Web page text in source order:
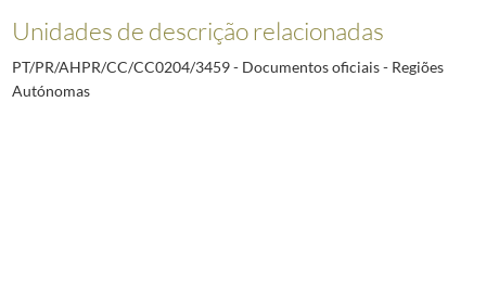
Unidades de descrição relacionadas
PT/PR/AHPR/CC/CC0204/3459 - Documentos oficiais - Regiões
Autónomas